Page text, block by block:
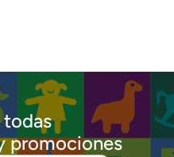
todas
promociones